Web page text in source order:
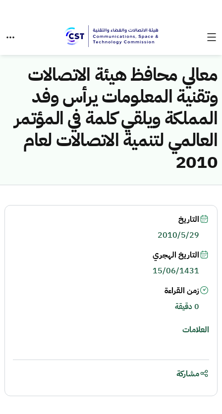
معالي محافظ هيئة الاتصالات
وتقنية المعلومات يرأس وفد
المملكة ويلقي كلمة في المؤتمر
العالمي لتنمية الاتصالات لعام
2010
التاريخ
2010/5/29
التاريخ الهجري
15/06/1431
زمن القراءة
0 دقيقة
العلامات
مشاركة